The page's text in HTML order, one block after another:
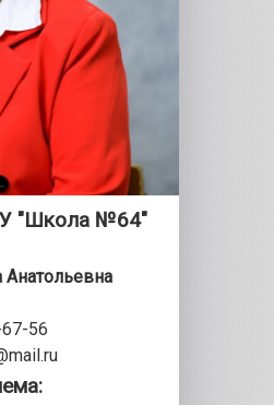
"Школа №64"
Анатольевна
56